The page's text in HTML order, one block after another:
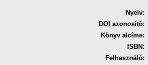
Nyelv:
DOI azonosító:
Könyv alcíme:
ISBN:
Felhasználó: